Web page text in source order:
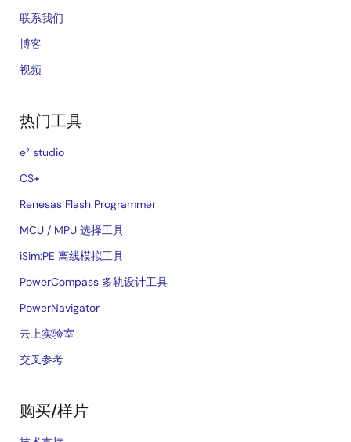
联系我们
博客
视频
热门工具
e² studio
CS+
Renesas Flash Programmer
MCU / MPU 选择工具
iSim:PE 离线模拟工具
PowerCompass 多轨设计工具
PowerNavigator
云上实验室
交叉参考
购买/样片